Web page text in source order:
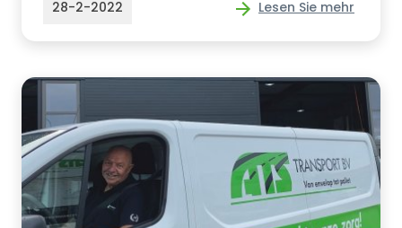
28-2-2022 Lesen Sie mehr